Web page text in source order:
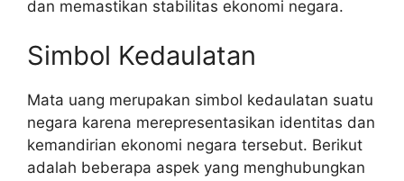
dan memastikan stabilitas ekonomi negara.
Simbol Kedaulatan
Mata uang merupakan simbol kedaulatan suatu
negara karena merepresentasikan identitas dan
kemandirian ekonomi negara tersebut. Berikut
adalah beberapa aspek yang menghubungkan